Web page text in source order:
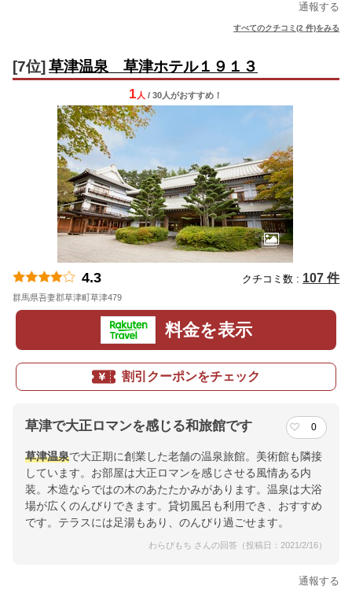
通報する
すべてのクチコミ(2 件)をみる
[7位] 草津温泉 草津ホテル１９１３
1 人 / 30人がおすすめ！
4.3 クチコミ数 : 107 件
群馬県吾妻郡草津町草津479
料金を表示
割引クーポンをチェック
草津で大正ロマンを感じる和旅館です 0
草津温泉で大正期に創業した老舗の温泉旅館。美術館も隣接
しています。お部屋は大正ロマンを感じさせる風情ある内
装。木造ならではの木のあたたかみがあります。温泉は大浴
場が広くのんびりできます。貸切風呂も利用でき、おすすめ
です。テラスには足湯もあり、のんびり過ごせます。
わらびもち さんの回答（投稿日：2021/2/16）
通報する